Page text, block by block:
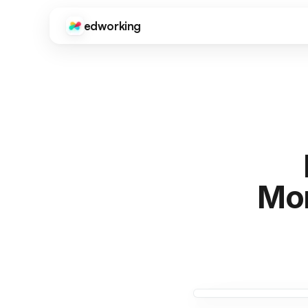
Edworking
edworking